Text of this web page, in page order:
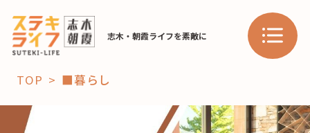
志木・朝霞ライフを素敵に
TOP ■暮らし